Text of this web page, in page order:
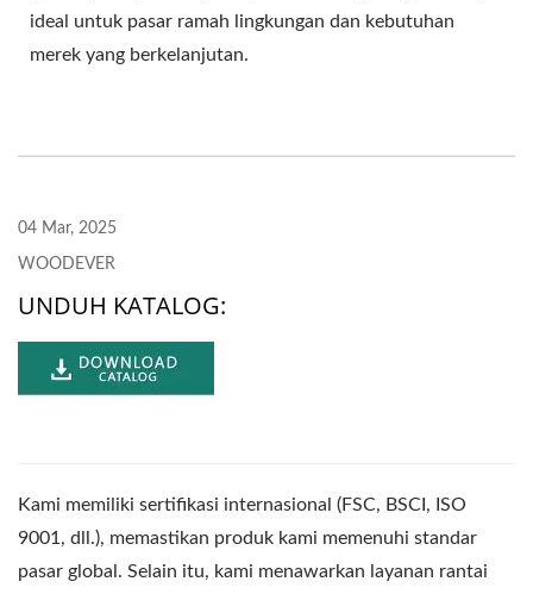
ideal untuk pasar ramah lingkungan dan kebutuhan
merek yang berkelanjutan.
04 Mar, 2025
WOODEVER
UNDUH KATALOG:
Kami memiliki sertifikasi internasional (FSC, BSCI, ISO
9001, dll.), memastikan produk kami memenuhi standar
pasar global. Selain itu, kami menawarkan layanan rantai